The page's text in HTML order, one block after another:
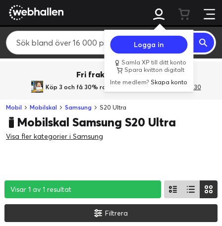
Logga in
Samla XP till ditt konto
Spara kvitton digitalt
Inte medlem?Skapa konto
Fri frakt över 800 kr.
Köp 3 och få 30% rabatt med rabattkoden 3Gives30
Mobil Mobilskal Samsung S20 Ultra
Mobilskal Samsung S20 Ultra
Visa fler kategorier i Samsung
Visar 1 av 1 resultat
Visar 1 av 1 resultat
Visar 1 av 1 resultat
Filtrera